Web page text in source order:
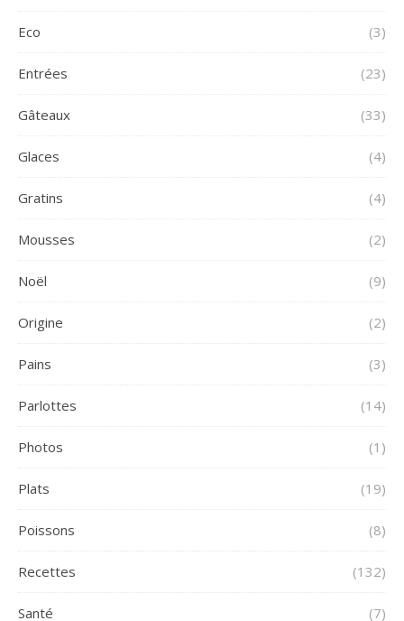
Eco (3)
Entrées (23)
Gâteaux (33)
Glaces (4)
Gratins (4)
Mousses (2)
Noël (9)
Origine (2)
Pains (3)
Parlottes (14)
Photos (1)
Plats (19)
Poissons (8)
Recettes (132)
Santé (7)